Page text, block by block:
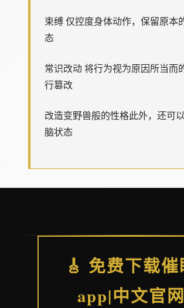
束缚 仅控度身体动作，保留原本
态
常识改动 将行为视为原因所当而
行篡改
改造变野兽般的性格此外，还可
脑状态
🎸 免费下载催
app|中文官网